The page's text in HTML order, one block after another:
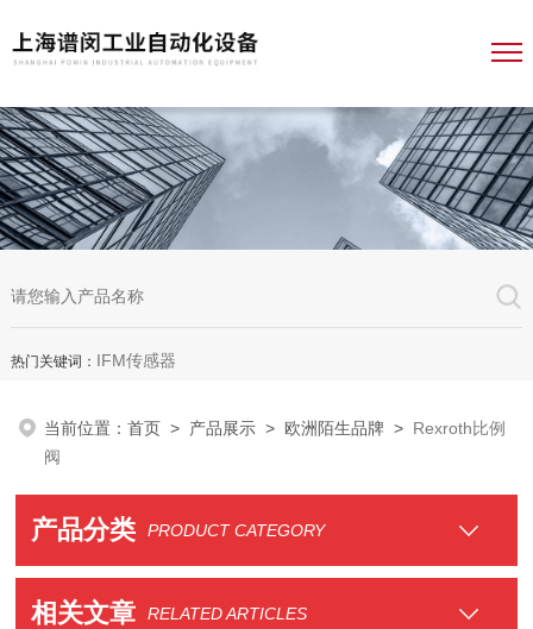
热门关键词： IFM传感器
当前位置：首页 > 产品展示 > 欧洲陌生品牌 > Rexroth比例
阀
产品分类 PRODUCT CATEGORY
相关文章 RELATED ARTICLES